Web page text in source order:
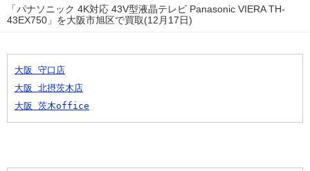
「パナソニック 4K対応 43V型液晶テレビ Panasonic VIERA TH-
43EX750」を大阪市旭区で買取(12月17日)
大阪 守口店
大阪 北摂茨木店
大阪 茨木office